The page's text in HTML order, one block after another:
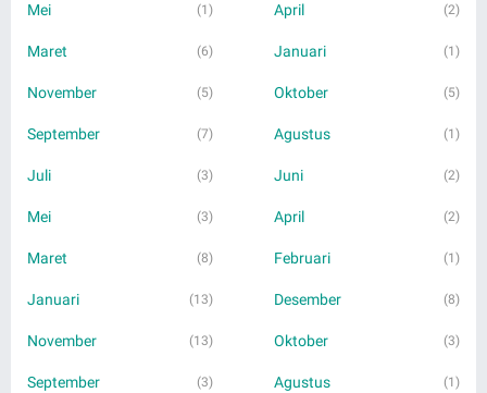
Mei (1) April (2)
Maret (6) Januari (1)
November (5) Oktober (5)
September (7) Agustus (1)
Juli (3) Juni (2)
Mei (3) April (2)
Maret (8) Februari (1)
Januari (13) Desember (8)
November (13) Oktober (3)
September (3) Agustus (1)